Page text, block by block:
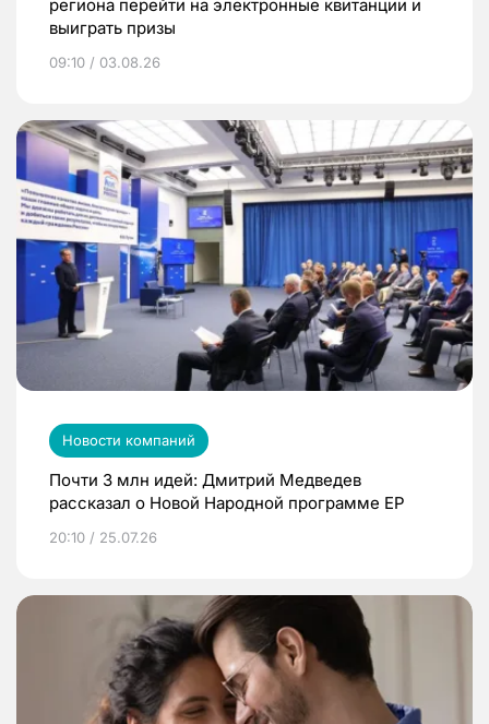
региона перейти на электронные квитанции и
выиграть призы
09:10 / 03.08.26
Новости компаний
Почти 3 млн идей: Дмитрий Медведев
рассказал о Новой Народной программе ЕР
20:10 / 25.07.26